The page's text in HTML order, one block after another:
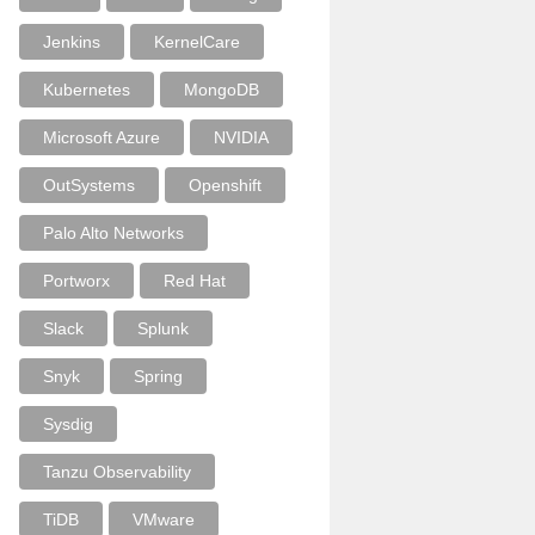
Jenkins KernelCare
Kubernetes MongoDB
Microsoft Azure NVIDIA
OutSystems Openshift
Palo Alto Networks
Portworx Red Hat
Slack Splunk
Snyk Spring
Sysdig
Tanzu Observability
TiDB VMware